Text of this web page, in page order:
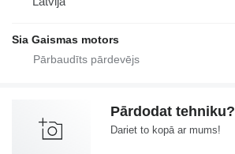
Sia Gaismas motors
Pārdodat tehniku?
Dariet to kopā ar mums!